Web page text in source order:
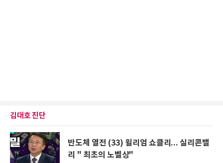
김대호 진단
반도체 열전 (33) 윌리엄 쇼클리... 실리콘밸
리 " 최초의 노벨상"